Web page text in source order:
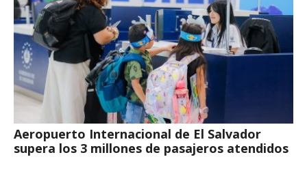
Aeropuerto Internacional de El Salvador
supera los 3 millones de pasajeros atendidos